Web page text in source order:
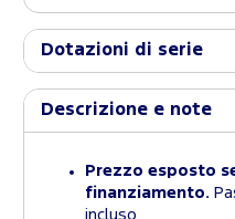
Dotazioni di serie
Descrizione e note
Prezzo esposto
finanziamento.
incluso.